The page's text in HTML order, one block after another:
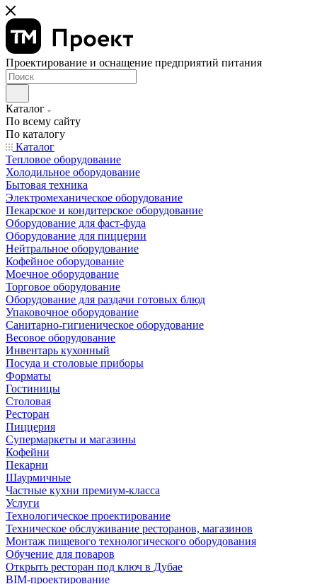
Проектирование и оснащение предприятий питания
Каталог
По всему сайту
По каталогу
Каталог
Тепловое оборудование
Холодильное оборудование
Бытовая техника
Электромеханическое оборудование
Пекарское и кондитерское оборудование
Оборудование для фаст-фуда
Оборудование для пиццерии
Нейтральное оборудование
Кофейное оборудование
Моечное оборудование
Торговое оборудование
Оборудование для раздачи готовых блюд
Упаковочное оборудование
Санитарно-гигиеническое оборудование
Весовое оборудование
Инвентарь кухонный
Посуда и столовые приборы
Форматы
Гостиницы
Столовая
Ресторан
Пиццерия
Супермаркеты и магазины
Кофейни
Пекарни
Шаурмичные
Частные кухни премиум-класса
Услуги
Технологическое проектирование
Техническое обслуживание ресторанов, магазинов
Монтаж пищевого технологического оборудования
Обучение для поваров
Открыть ресторан под ключ в Дубае
BIM-проектирование